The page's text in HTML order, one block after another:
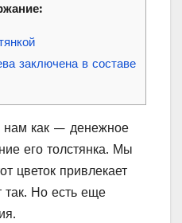
заключена в составе
нам как — денежное
его толстянка. Мы
цветок привлекает
так. Но есть еще